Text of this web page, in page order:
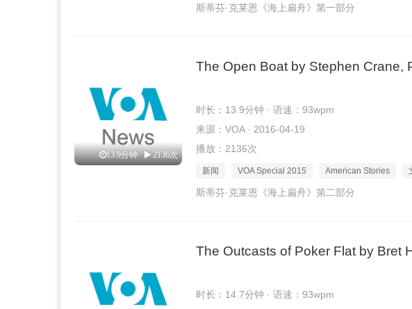
斯蒂芬·克莱恩《海上扁舟》第一部分
13.9分钟 2136次
The Open Boat by Stephen Crane,
时长：13.9分钟 · 语速：93wpm
来源：VOA · 2016-04-19
播放：2136次
新闻 VOA Special 2015 American Stories
斯蒂芬·克莱恩《海上扁舟》第二部分
The Outcasts of Poker Flat by Bret
时长：14.7分钟 · 语速：93wpm